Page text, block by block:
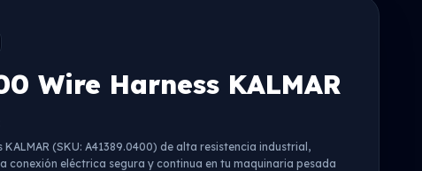
Wire Harness KALMAR
KALMAR (SKU: A41389.0400) de alta resistencia industrial,
conexión eléctrica segura y continua en tu maquinaria pesada